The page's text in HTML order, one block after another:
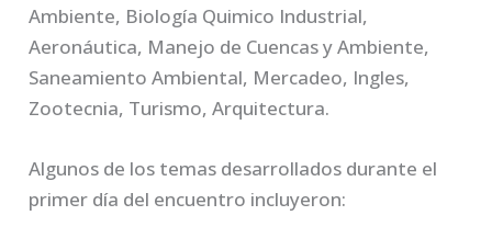
Ambiente, Biología Quimico Industrial,
Aeronáutica, Manejo de Cuencas y Ambiente,
Saneamiento Ambiental, Mercadeo, Ingles,
Zootecnia, Turismo, Arquitectura.
Algunos de los temas desarrollados durante el
primer día del encuentro incluyeron: